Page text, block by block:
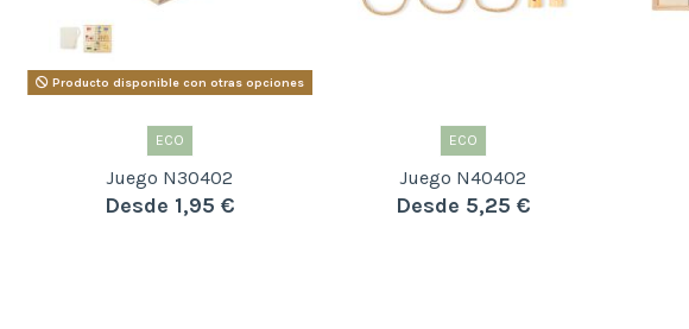
Producto disponible con otras opciones
ECO
Juego N30402
Desde 1,95 €
ECO
Juego N40402
Desde 5,25 €